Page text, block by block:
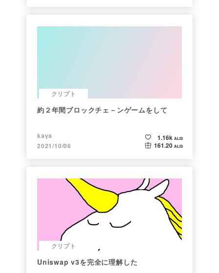
クリプト
約２年間ブロックチェ－ンゲームをして
kaya
2021/10/06
1.16k ALIS
161.20 ALIS
クリプト
Uniswap v3を完全に理解した